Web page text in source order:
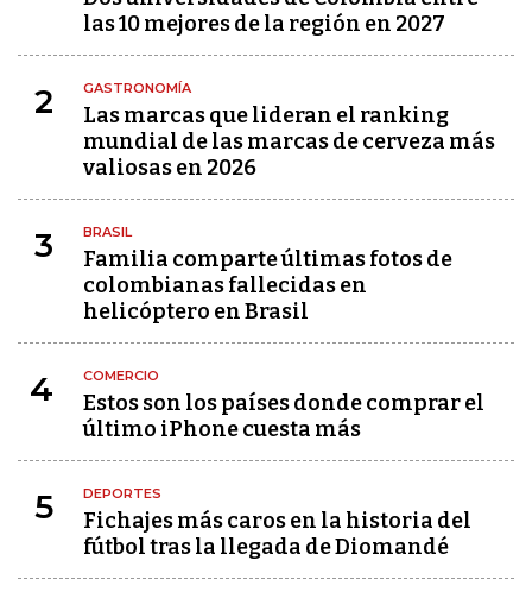
las 10 mejores de la región en 2027
2 GASTRONOMÍA
Las marcas que lideran el ranking
mundial de las marcas de cerveza más
valiosas en 2026
3 BRASIL
Familia comparte últimas fotos de
colombianas fallecidas en
helicóptero en Brasil
4 COMERCIO
Estos son los países donde comprar el
último iPhone cuesta más
5 DEPORTES
Fichajes más caros en la historia del
fútbol tras la llegada de Diomandé